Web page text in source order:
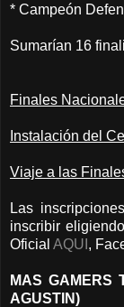
* Campeón
Sumarían 16
Finales
Instalación del
Viaje a las
Las
inscribir
Oficial AQUI ,
MAS GAMERS
AGUSTIN)